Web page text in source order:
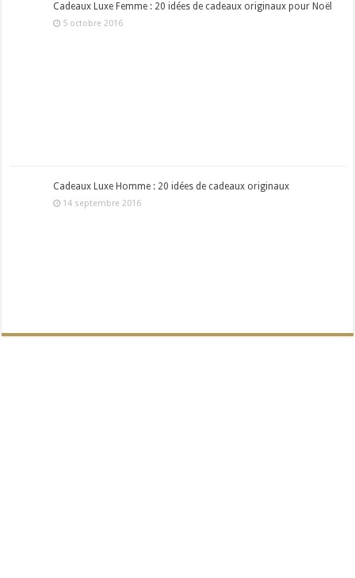
Cadeaux Luxe Femme : 20 idées de cadeaux originaux pour Noël
5 octobre 2016
Cadeaux Luxe Homme : 20 idées de cadeaux originaux
14 septembre 2016